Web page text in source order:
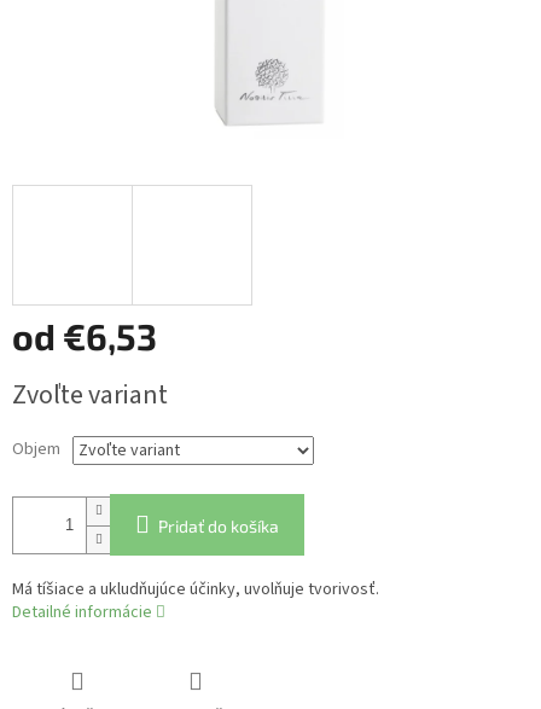
od €6,53
cena:
Zvoľte variant
Objem
Pridať do košíka
Má tíšiace a ukludňujúce účinky, uvolňuje tvorivosť.
Detailné informácie